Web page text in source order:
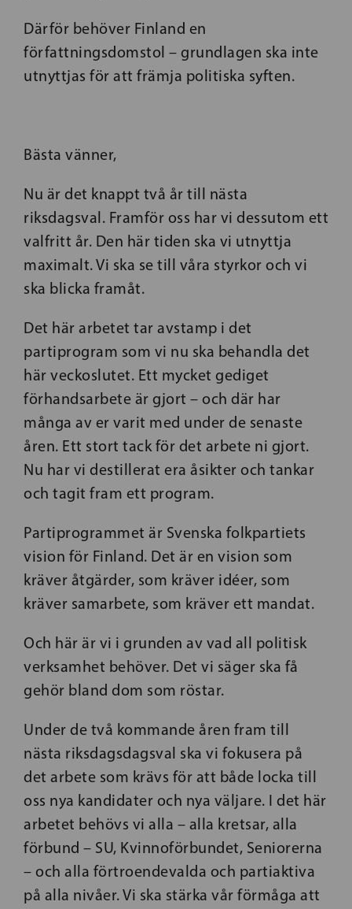
Därför behöver Finland en
författningsdomstol – grundlagen ska inte
utnyttjas för att främja politiska syften.
Bästa vänner,
Nu är det knappt två år till nästa
riksdagsval. Framför oss har vi dessutom ett
valfritt år. Den här tiden ska vi utnyttja
maximalt. Vi ska se till våra styrkor och vi
ska blicka framåt.
Det här arbetet tar avstamp i det
partiprogram som vi nu ska behandla det
här veckoslutet. Ett mycket gediget
förhandsarbete är gjort – och där har
många av er varit med under de senaste
åren. Ett stort tack för det arbete ni gjort.
Nu har vi destillerat era åsikter och tankar
och tagit fram ett program.
Partiprogrammet är Svenska folkpartiets
vision för Finland. Det är en vision som
kräver åtgärder, som kräver idéer, som
kräver samarbete, som kräver ett mandat.
Och här är vi i grunden av vad all politisk
verksamhet behöver. Det vi säger ska få
gehör bland dom som röstar.
Under de två kommande åren fram till
nästa riksdagsdagsval ska vi fokusera på
det arbete som krävs för att både locka till
oss nya kandidater och nya väljare. I det här
arbetet behövs vi alla – alla kretsar, alla
förbund – SU, Kvinnoförbundet, Seniorerna
– och alla förtroendevalda och partiaktiva
på alla nivåer. Vi ska stärka vår förmåga att